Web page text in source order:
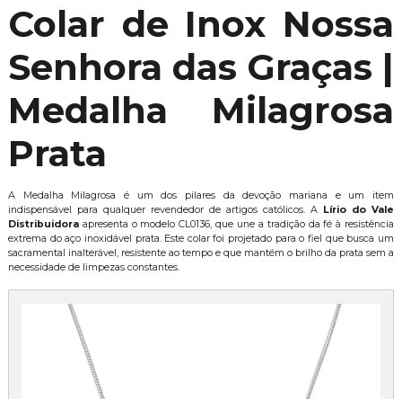
Colar de Inox Nossa
Senhora das Graças |
Medalha Milagrosa
Prata
A Medalha Milagrosa é um dos pilares da devoção mariana e um item
indispensável para qualquer revendedor de artigos católicos. A Lírio do Vale
Distribuidoraapresenta o modelo CL0136, que une a tradição da fé à resistência
extrema do aço inoxidável prata. Este colar foi projetado para o fiel que busca um
sacramental inalterável, resistente ao tempo e que mantém o brilho da prata sem a
necessidade de limpezas constantes.